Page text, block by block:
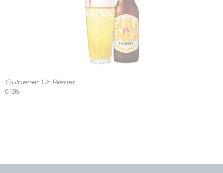
Gulpener Ur Pilsner
€ 1,95